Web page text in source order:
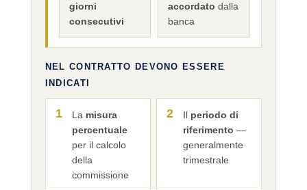
giorni
consecutivi
accordato dalla
banca
NEL CONTRATTO DEVONO ESSERE
INDICATI
1 La misura
percentuale
per il calcolo
della
commissione
2 Il periodo di
riferimento —
generalmente
trimestrale